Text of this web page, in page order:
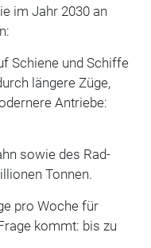
im Jahr 2030 an
Schiene und Schiffe
längere Züge,
Antriebe:
sowie des Rad-
Tonnen.
pro Woche für
kommt: bis zu